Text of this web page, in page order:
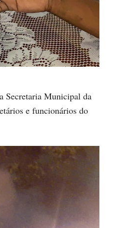
Secretaria Municipal da
e funcionários do